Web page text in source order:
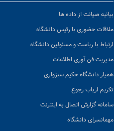
بیانیه صیانت از داده ها
ملاقات حضوری با رئیس دانشگاه
ارتباط با ریاست و مسئولین دانشگاه
مدیریت فن آوری اطلاعات
همیار دانشگاه حکیم سبزواری
تکریم ارباب رجوع
سامانه گزارش اتصال به اینترنت
مهمانسرای دانشگاه